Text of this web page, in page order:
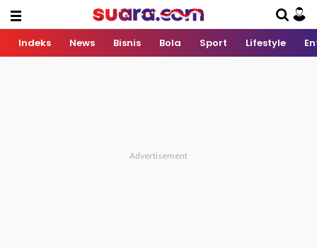
Indeks News Bisnis Bola Sport Lifestyle